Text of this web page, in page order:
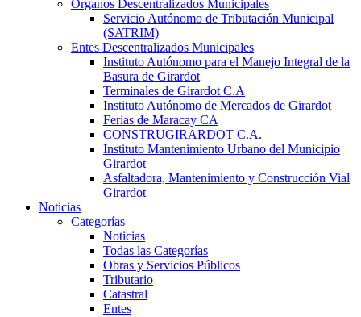
Órganos Descentralizados Municipales
Servicio Autónomo de Tributación Municipal
(SATRIM)
Entes Descentralizados Municipales
Instituto Autónomo para el Manejo Integral de la
Basura de Girardot
Terminales de Girardot C.A
Instituto Autónomo de Mercados de Girardot
Ferias de Maracay CA
CONSTRUGIRARDOT C.A.
Instituto Mantenimiento Urbano del Municipio
Girardot
Asfaltadora, Mantenimiento y Construcción Vial
Girardot
Noticias
Categorías
Noticias
Todas las Categorías
Obras y Servicios Públicos
Tributario
Catastral
Entes